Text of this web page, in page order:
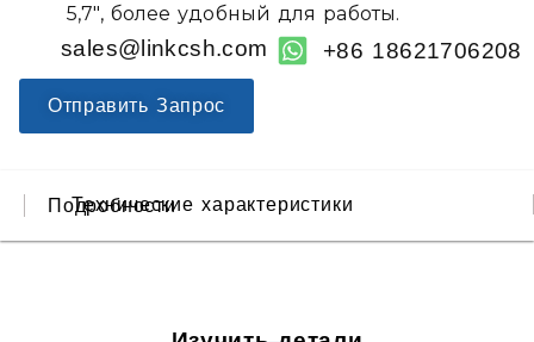
5,7″, более удобный для работы.
sales@linkcsh.com +86 18621706208
Отправить Запрос
Подробности
Технические характеристики